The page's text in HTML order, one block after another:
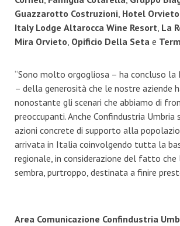
Guazzarotto Costruzioni Hotel
Italy Lodge Altarocca Wine Resort La
Mira Orvieto Opificio Della Seta e
“Sono molto orgogliosa – ha concluso la
– della generosità che le nostre aziende
nonostante gli scenari che abbiamo di
preoccupanti. Anche Confindustria
azioni concrete di supporto alla
arrivata in Italia coinvolgendo tutta la
regionale, in considerazione del fatto che
sembra, purtroppo, destinata a finire
Area Comunicazione Confindustria